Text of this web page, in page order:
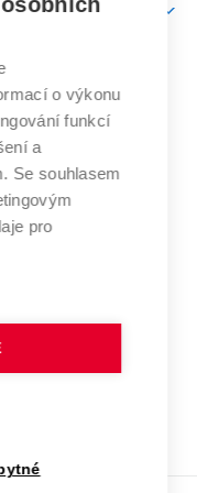
učení
technické
o výkonu
funkcí
a
Se souhlasem
pro